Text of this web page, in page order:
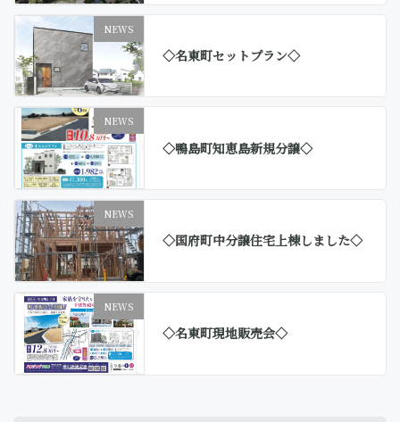
NEWS
◇名東町セットプラン◇
NEWS
◇鴨島町知恵島新規分譲◇
NEWS
◇国府町中分譲住宅上棟しました◇
NEWS
◇名東町現地販売会◇